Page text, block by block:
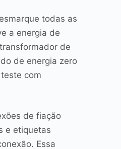
todas as
a energia de
de
de energia zero
com
de fiação
e etiquetas
Essa